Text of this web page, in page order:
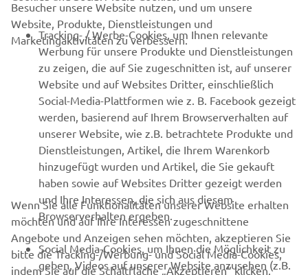
B2B
MEHR VON YAMAHA
SUPPORT
NEWSLETTER
Erfahre als Erster von den neuesten Angeboten,
Sonderveranstaltungen, Neuerscheinungen und vielem mehr.
ABONNIEREN
Besucher unsere Website nutzen, und um unsere
Website, Produkte, Dienstleistungen und
Marketingaktivitäten zu verbessern.
Tracking- / Werbe-Cookies, um Ihnen relevante
Werbung für unsere Produkte und Dienstleistungen
zu zeigen, die auf Sie zugeschnitten ist, auf unserer
Website und auf Websites Dritter, einschließlich
Social-Media-Plattformen wie z. B. Facebook gezeigt
werden, basierend auf Ihrem Browserverhalten auf
unserer Website, wie z.B. betrachtete Produkte und
Dienstleistungen, Artikel, die Ihrem Warenkorb
hinzugefügt wurden und Artikel, die Sie gekauft
haben sowie auf Websites Dritter gezeigt werden
und Ihre Interessen, die sich aus diesem
Browserverhalten ergeben.
Social Media-Cookies, um Ihnen die Möglichkeit zu
geben, Videos auf unserer Website anzusehen (z.B.
Wenn Sie alle Funktionalitäten unserer Website erhalten
möchten und auf Ihre Interessen zugeschnittene
Angebote und Anzeigen sehen möchten, akzeptieren Sie
bitte die Tracking-/Werbung- und Social Media-Cookies,
indem Sie auf die Schaltfläche „Akzeptieren“ klicken.